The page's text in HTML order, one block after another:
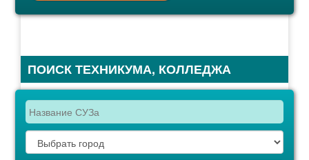
ПОИСК ТЕХНИКУМА, КОЛЛЕДЖА